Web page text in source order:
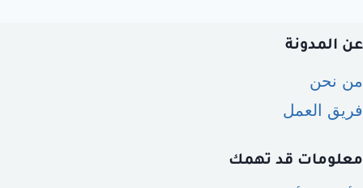
عن المدونة
من نحن
فريق العمل
معلومات قد تهمك